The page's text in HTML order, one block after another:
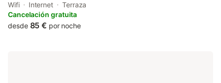
gardens, it is located within the Urdaibai Biosphere Reserve, a
designated World Heritage Area.
Wifi Internet
Terraza
Cancelación gratuita
desde 85 € por noche